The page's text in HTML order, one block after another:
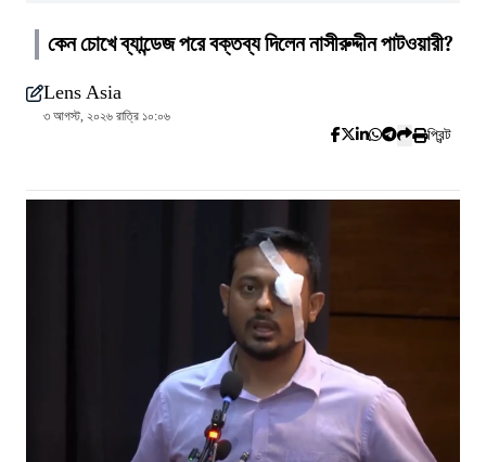
কেন চোখে ব্যান্ডেজ পরে বক্তব্য দিলেন নাসীরুদ্দীন পাটওয়ারী?
Lens Asia
৩ আগস্ট, ২০২৬ রাত্রি ১০:০৬
প্রিন্ট